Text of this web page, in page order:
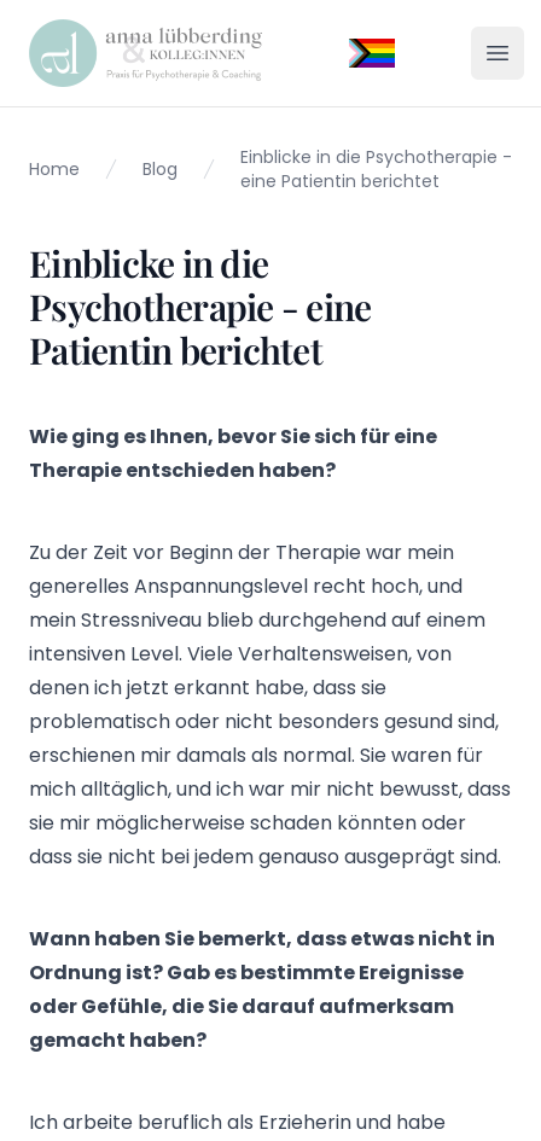
Praxis Lübberding
Home Blog
Einblicke in die Psychotherapie -
eine Patientin berichtet
Einblicke in die
Psychotherapie - eine
Patientin berichtet
Wie ging es Ihnen, bevor Sie sich für eine
Therapie entschieden haben?
Zu der Zeit vor Beginn der Therapie war mein
generelles Anspannungslevel recht hoch, und
mein Stressniveau blieb durchgehend auf einem
intensiven Level. Viele Verhaltensweisen, von
denen ich jetzt erkannt habe, dass sie
problematisch oder nicht besonders gesund sind,
erschienen mir damals als normal. Sie waren für
mich alltäglich, und ich war mir nicht bewusst, dass
sie mir möglicherweise schaden könnten oder
dass sie nicht bei jedem genauso ausgeprägt sind.
Wann haben Sie bemerkt, dass etwas nicht in
Ordnung ist? Gab es bestimmte Ereignisse
oder Gefühle, die Sie darauf aufmerksam
gemacht haben?
Ich arbeite beruflich als Erzieherin und habe